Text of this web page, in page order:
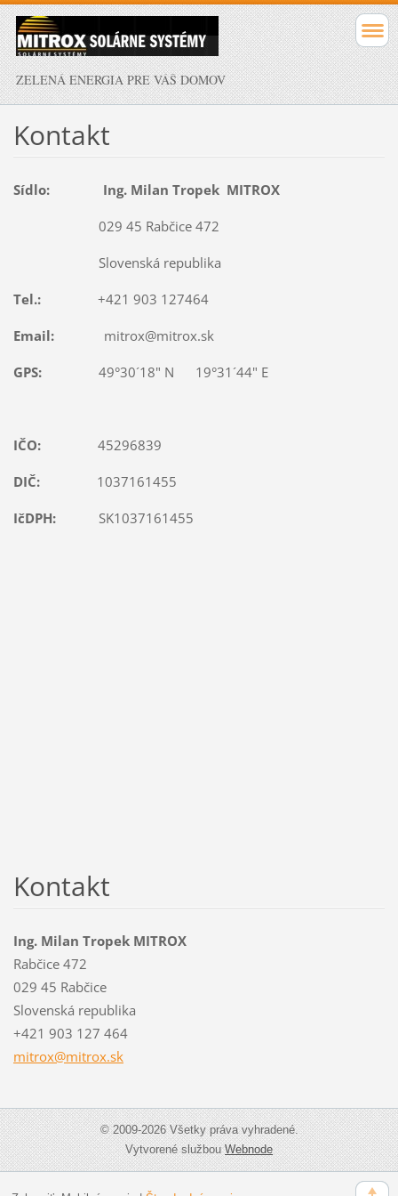
ZELENÁ ENERGIA PRE VÁŠ DOMOV
Kontakt
Sídlo: Ing. Milan Tropek MITROX
029 45 Rabčice 472
Slovenská republika
Tel.: +421 903 127464
Email: mitrox@mitrox.sk
GPS: 49°30´18" N 19°31´44" E
IČO:45296839
DIČ: 1037161455
IčDPH: SK1037161455
Kontakt
Ing. Milan Tropek MITROX
Rabčice 472
029 45 Rabčice
Slovenská republika
+421 903 127 464
mitrox@mitrox.sk
© 2009-2026 Všetky práva vyhradené.
Vytvorené službouWebnode